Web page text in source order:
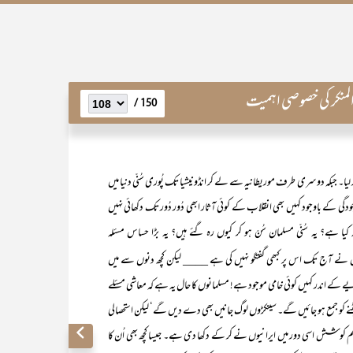
کی خصوصی اہمیت 150 /
لیا۔ جبکہ دوسری طرف موریطانیہ سے لے کر انڈونیشیا تک پُوری سُنّی دنیا میں
کے باوجود کہیں بھی انقلاب کے کوئی آثار ابھی دُور دُور تک دکھائی نہیں
یہ سُنّی مسلمان سُنّ ہو کر کیوں رہ گئے ہیں؟ یہ بڑا حساس مسئلہ
نے آج تک اس پر کبھی گفتگو نہیں کی ہے ____ لیکن کچھ دنوں سے میں
اندر کہیں کوئی خامی موجود ہے! مسلمانوں کا حال یہ ہے کہ معاشی مسئلے
کو جمع ہو جائیں گے۔ سینکڑوں لوگ جانیں بھی دے دیں گے‘ لیکن استحصالی
اسی دور میں ایرانیوں نے کر کے دکھا دی ہے۔ جیسا کچھ بھی اُن کا